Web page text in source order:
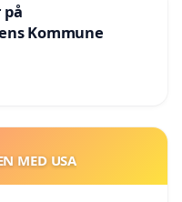
Kommune
MED USA